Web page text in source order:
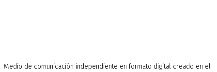
Medio de comunicación independiente en formato digital creado en el